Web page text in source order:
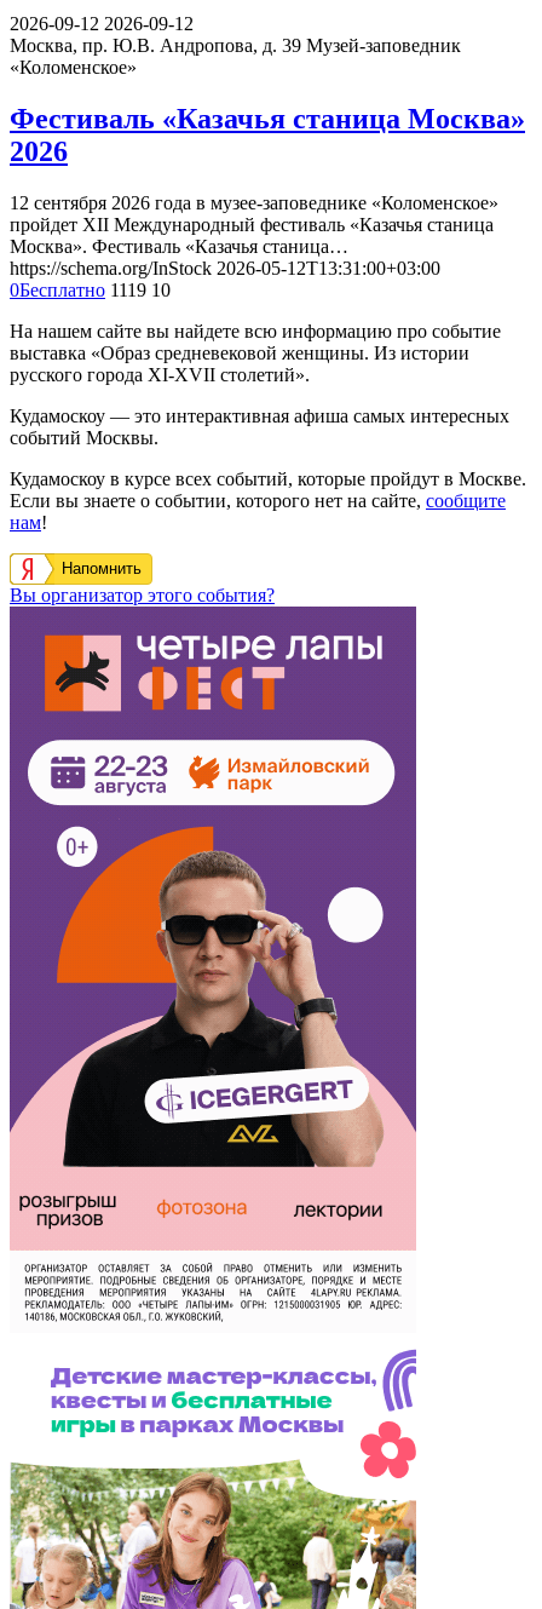
2026-09-12 2026-09-12
Москва, пр. Ю.В. Андропова, д. 39 Музей-заповедник
«Коломенское»
Фестиваль «Казачья станица Москва»
2026
12 сентября 2026 года в музее-заповеднике «Коломенское»
пройдет XII Международный фестиваль «Казачья станица
Москва». Фестиваль «Казачья станица…
https://schema.org/InStock 2026-05-12T13:31:00+03:00
0Бесплатно 1119 10
На нашем сайте вы найдете всю информацию про событие
выставка «Образ средневековой женщины. Из истории
русского города XI-XVII столетий».
Кудамоскоу — это интерактивная афиша самых интересных
событий Москвы.
Кудамоскоу в курсе всех событий, которые пройдут в Москве.
Если вы знаете о событии, которого нет на сайте, сообщите
нам!
Напомнить
Вы организатор этого события?